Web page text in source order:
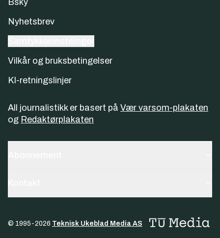
Bsky
Nyhetsbrev
Vilkår og bruksbetingelser
KI-retningslinjer
All journalistikk er basert på Vær varsom-plakaten
og Redaktørplakaten
© 1995-2026 Teknisk Ukeblad Media AS